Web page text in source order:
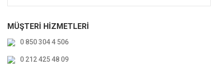
MÜŞTERİ HİZMETLERİ
0 850 304 4 506
0 212 425 48 09